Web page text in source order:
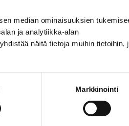
median ominaisuuksien
ja analytiikka-alan
näitä tietoja muihin tietoihin,
Markkinointi